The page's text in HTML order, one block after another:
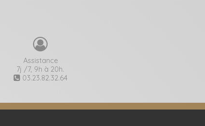
Assistance
7j /7, 9h à 20h.
03.23.82.32.64